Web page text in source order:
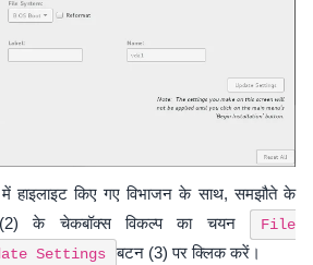
हाइलाइट किए गए विभाजन के साथ, समझौते के
के चेकबॉक्स विकल्प का चयन
File
Settings बटन (3) पर क्लिक करें।